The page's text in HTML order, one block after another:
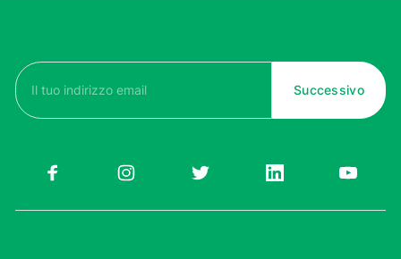
Email
(Obbligatorio)